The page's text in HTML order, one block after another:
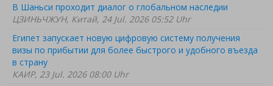
В Шаньси проходит диалог о глобальном наследии
ЦЗИНЬЧЖУН, Китай, 24 Jul. 2026 05:52 Uhr
Египет запускает новую цифровую систему получения
визы по прибытии для более быстрого и удобного въезда
в страну
КАИР, 23 Jul. 2026 08:00 Uhr